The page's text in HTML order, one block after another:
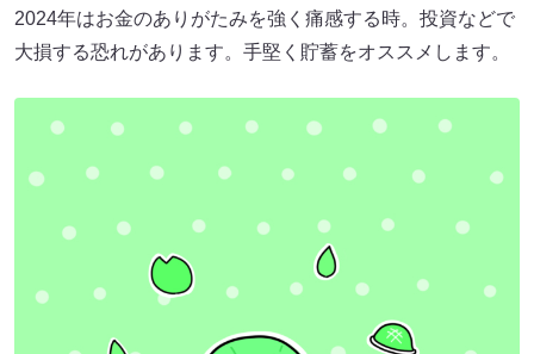
2024年はお金のありがたみを強く痛感する時。投資などで
大損する恐れがあります。手堅く貯蓄をオススメします。